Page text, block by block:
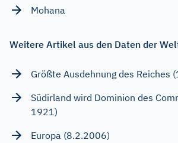
Mohana
Weitere Artikel aus den Daten der
Größte Ausdehnung des Reiches
Südirland wird Dominion des
1921)
Europa (8.2.2006)